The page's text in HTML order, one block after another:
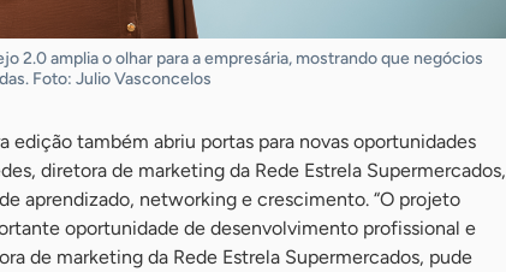
2.0 amplia o olhar para a empresária, mostrando que negócios
Foto: Julio Vasconcelos
edição também abriu portas para novas oportunidades
diretora de marketing da Rede Estrela Supermercados,
aprendizado, networking e crescimento. “O projeto
oportunidade de desenvolvimento profissional e
de marketing da Rede Estrela Supermercados, pude